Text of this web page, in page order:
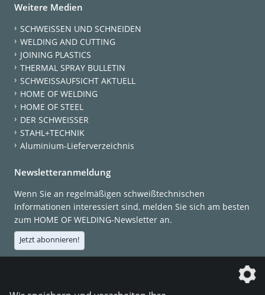
Weitere Medien
SCHWEISSEN UND SCHNEIDEN
WELDING AND CUTTING
JOINING PLASTICS
THERMAL SPRAY BULLETIN
SCHWEISSAUFSICHT AKTUELL
HOME OF WELDING
HOME OF STEEL
DER SCHWEISSER
STAHL+TECHNIK
Aluminium-Lieferverzeichnis
Newsletteranmeldung
Wenn Sie an regelmäßigen schweißtechnischen
Informationen interessiert sind, melden Sie sich am besten
zum HOME OF WELDING-Newsletter an.
Jetzt abonnieren!
Die DVS Media GmbH ist ein Unternehmen der